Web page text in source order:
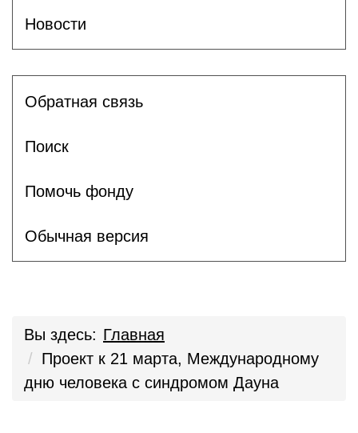
Новости
Обратная связь
Поиск
Помочь фонду
Обычная версия
Вы здесь: Главная
Проект к 21 марта, Международному
дню человека с синдромом Дауна